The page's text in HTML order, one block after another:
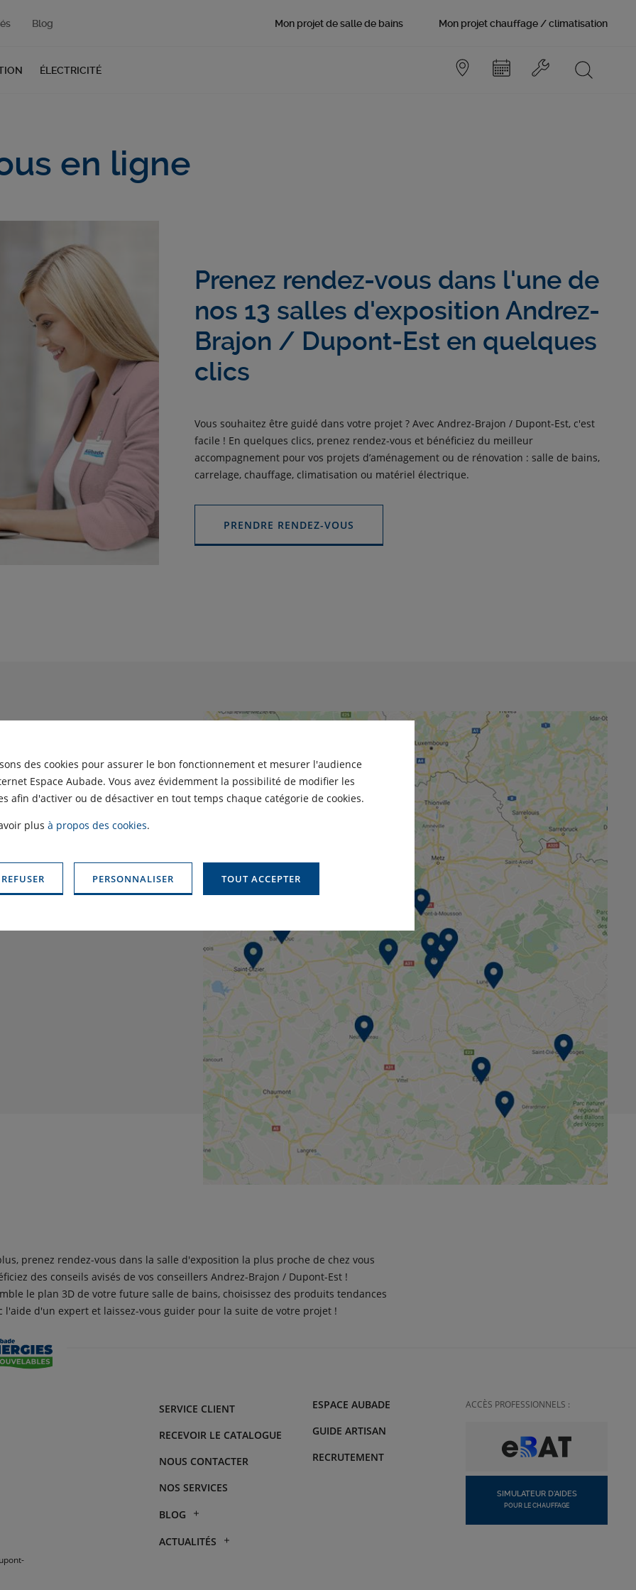
ÉLECTRICITÉ
Mon projet de salle de bains Mon projet chauffage / climatisation
Blog
en ligne
Prenez rendez-vous dans l'une de
nos 13 salles d'exposition Andrez-
Brajon / Dupont-Est en quelques
clics
Vous souhaitez être guidé dans votre projet ? Avec Andrez-Brajon / Dupont-Est, c'est
facile ! En quelques clics, prenez rendez-vous et bénéficiez du meilleur
accompagnement pour vos projets d’aménagement ou de rénovation : salle de bains,
carrelage, chauffage, climatisation ou matériel électrique.
PRENDRE RENDEZ-VOUS
une
écoute
conseiller dédié
Profitez d’une
d’artisans Pro
et bien
prenez rendez-vous dans la salle d'exposition la plus proche de chez vous
des conseils avisés de vos conseillers Andrez-Brajon / Dupont-Est !
le plan 3D de votre future salle de bains, choisissez des produits tendances
l'aide d'un expert et laissez-vous guider pour la suite de votre projet !
SERVICE CLIENT
RECEVOIR LE CATALOGUE
NOUS CONTACTER
NOS SERVICES
BLOG
Unité extérieure bruyante
ACTUALITÉS
ESPACE AUBADE
GUIDE ARTISAN
RECRUTEMENT
ACCÈS PROFESSIONNELS :
SIMULATEUR D'AIDES
POUR LE CHAUFFAGE
des cookies pour assurer le bon fonctionnement et mesurer l'audience
Espace Aubade. Vous avez évidemment la possibilité de modifier les
afin d'activer ou de désactiver en tout temps chaque catégorie de cookies.
plus à propos des cookies.
TOUT ACCEPTER
PERSONNALISER